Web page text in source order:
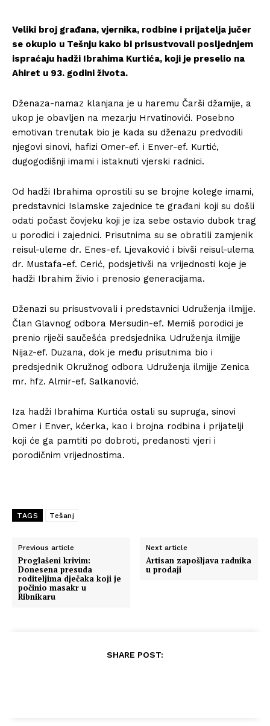
Veliki broj građana, vjernika, rodbine i prijatelja jučer
se okupio u Tešnju kako bi prisustvovali posljednjem
ispraćaju hadži Ibrahima Kurtića, koji je preselio na
Ahiret u 93. godini života.
Dženaza-namaz klanjana je u haremu Čarši džamije, a
ukop je obavljen na mezarju Hrvatinovići. Posebno
emotivan trenutak bio je kada su dženazu predvodili
njegovi sinovi, hafizi Omer-ef. i Enver-ef. Kurtić,
dugogodišnji imami i istaknuti vjerski radnici.
Od hadži Ibrahima oprostili su se brojne kolege imami,
predstavnici Islamske zajednice te građani koji su došli
odati počast čovjeku koji je iza sebe ostavio dubok trag
u porodici i zajednici. Prisutnima su se obratili zamjenik
reisul-uleme dr. Enes-ef. Ljevaković i bivši reisul-ulema
dr. Mustafa-ef. Cerić, podsjetivši na vrijednosti koje je
hadži Ibrahim živio i prenosio generacijama.
Dženazi su prisustvovali i predstavnici Udruženja ilmijje.
Član Glavnog odbora Mersudin-ef. Memiš porodici je
prenio riječi saučešća predsjednika Udruženja ilmijje
Nijaz-ef. Duzana, dok je među prisutnima bio i
predsjednik Okružnog odbora Udruženja ilmijje Zenica
mr. hfz. Almir-ef. Salkanović.
Iza hadži Ibrahima Kurtića ostali su supruga, sinovi
Omer i Enver, kćerka, kao i brojna rodbina i prijatelji
koji će ga pamtiti po dobroti, predanosti vjeri i
porodičnim vrijednostima.
TAGS Tešanj
Previous article
Proglašeni krivim:
Donesena presuda
roditeljima dječaka koji je
počinio masakr u
Ribnikaru
Next article
Artisan zapošljava radnika
u prodaji
SHARE POST: